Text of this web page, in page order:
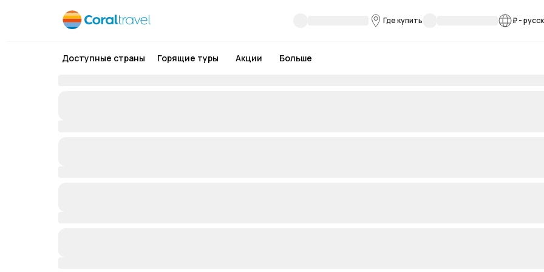
Где купить ₽-
Доступные страны Горящие туры Акции Больше